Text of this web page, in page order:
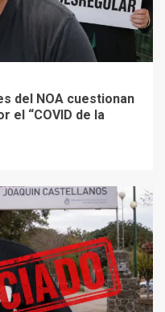
del NOA cuestionan
el “COVID de la